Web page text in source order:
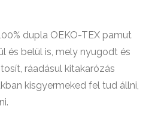
dupla OEKO-TEX pamut
és belül is, mely nyugodt és
ráadásul kitakarózás
kisgyermeked fel tud állni,